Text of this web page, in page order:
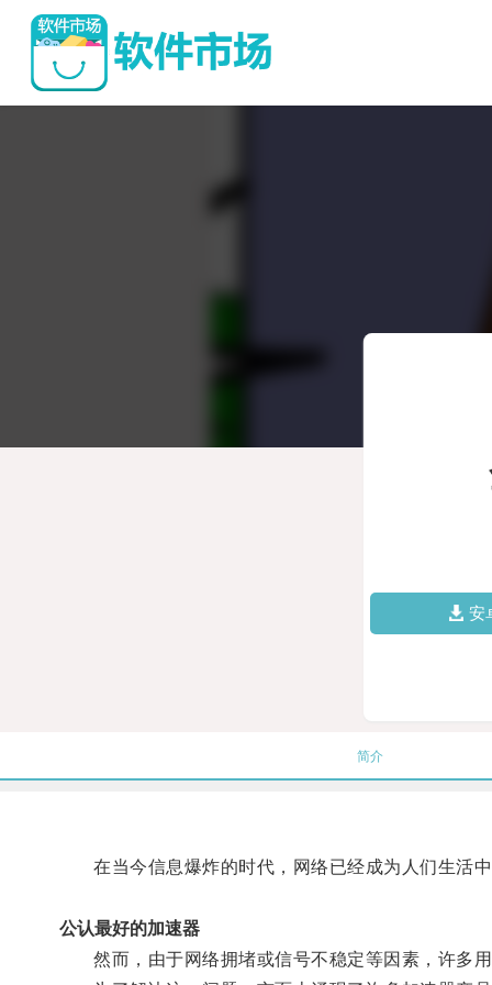
安
简介
在当今信息爆炸的时代，网络已经成为人们生活中
公认最好的加速器
然而，由于网络拥堵或信号不稳定等因素，许多